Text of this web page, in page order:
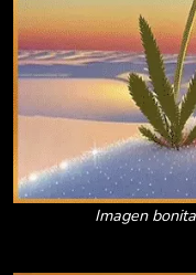
Imagen